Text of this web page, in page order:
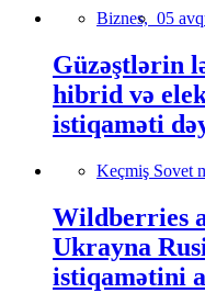
Biznes, 05
Güzəştlərin
hibrid və
istiqaməti
Keçmiş Sovet
Wildberries
Ukrayna
istiqamətini